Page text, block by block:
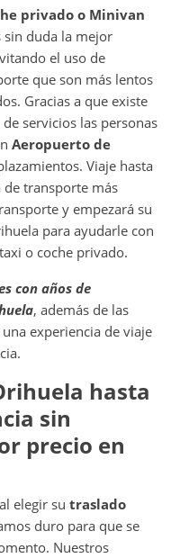
privado o Minivan
sin duda la mejor
el uso de
que son más lentos
Gracias a que existe
servicios las personas
Aeropuerto de
Viaje hasta
transporte más
y empezará su
para ayudarle con
o coche privado.
con años de
, además de las
experiencia de viaje
hasta
sin
precio en
elegir su traslado
duro para que se
Nuestros